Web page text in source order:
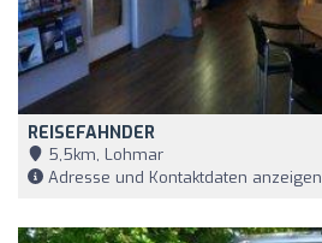
REISEFAHNDER
5,5km, Lohmar
Adresse und Kontaktdaten anzeigen